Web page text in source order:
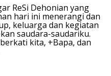
ReSi Dehonian yang
hari ini menerangi dan
keluarga dan kegiatan
saudara-saudariku.
kita, +Bapa, dan